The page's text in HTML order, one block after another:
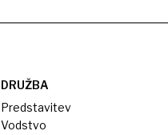
DRUŽBA
Predstavitev
Vodstvo